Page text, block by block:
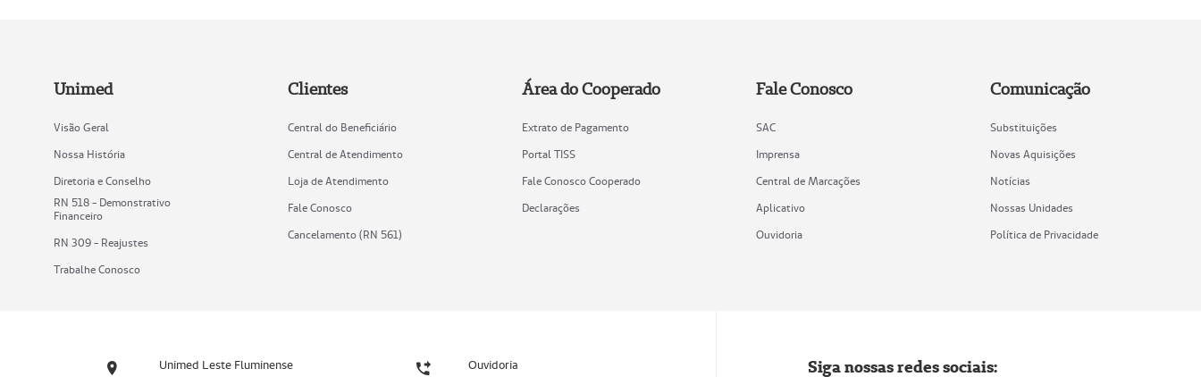
Unimed
Visão Geral
Nossa História
Diretoria e Conselho
RN 518 - Demonstrativo
Financeiro
RN 309 - Reajustes
Trabalhe Conosco
Clientes
Central do Beneficiário
Central de Atendimento
Loja de Atendimento
Fale Conosco
Cancelamento (RN 561)
Área do Cooperado
Extrato de Pagamento
Portal TISS
Fale Conosco Cooperado
Declarações
Fale Conosco
SAC
Imprensa
Central de Marcações
Aplicativo
Ouvidoria
Comunicação
Substituições
Novas Aquisições
Notícias
Nossas Unidades
Política de Privacidade
Unimed Leste Fluminense Ouvidoria Siga nossas redes sociais: